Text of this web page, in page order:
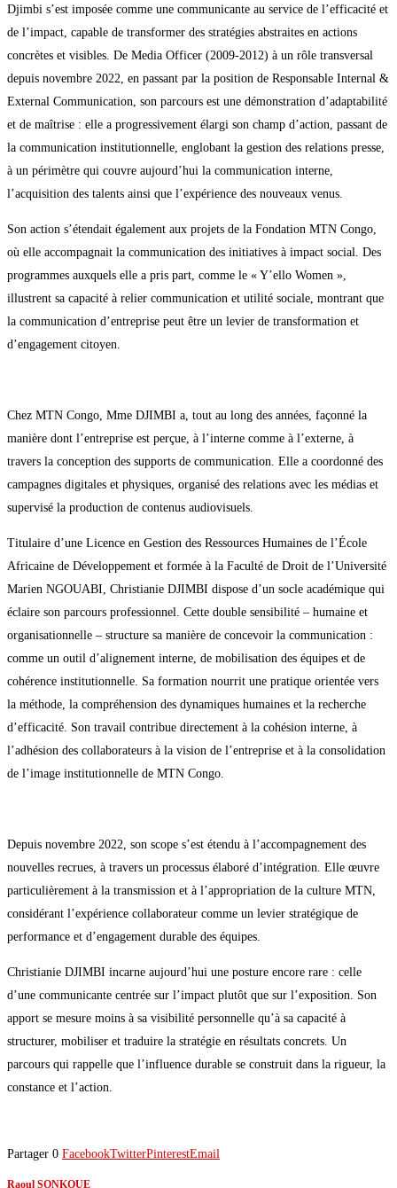
Djimbi s’est imposée comme une communicante au service de l’efficacité et
de l’impact, capable de transformer des stratégies abstraites en actions
concrètes et visibles. De Media Officer (2009-2012) à un rôle transversal
depuis novembre 2022, en passant par la position de Responsable Internal &
External Communication, son parcours est une démonstration d’adaptabilité
et de maîtrise : elle a progressivement élargi son champ d’action, passant de
la communication institutionnelle, englobant la gestion des relations presse,
à un périmètre qui couvre aujourd’hui la communication interne,
l’acquisition des talents ainsi que l’expérience des nouveaux venus.
Son action s’étendait également aux projets de la Fondation MTN Congo,
où elle accompagnait la communication des initiatives à impact social. Des
programmes auxquels elle a pris part, comme le « Y’ello Women »,
illustrent sa capacité à relier communication et utilité sociale, montrant que
la communication d’entreprise peut être un levier de transformation et
d’engagement citoyen.
Chez MTN Congo, Mme DJIMBI a, tout au long des années, façonné la
manière dont l’entreprise est perçue, à l’interne comme à l’externe, à
travers la conception des supports de communication. Elle a coordonné des
campagnes digitales et physiques, organisé des relations avec les médias et
supervisé la production de contenus audiovisuels.
Titulaire d’une Licence en Gestion des Ressources Humaines de l’École
Africaine de Développement et formée à la Faculté de Droit de l’Université
Marien NGOUABI, Christianie DJIMBI dispose d’un socle académique qui
éclaire son parcours professionnel. Cette double sensibilité – humaine et
organisationnelle – structure sa manière de concevoir la communication :
comme un outil d’alignement interne, de mobilisation des équipes et de
cohérence institutionnelle. Sa formation nourrit une pratique orientée vers
la méthode, la compréhension des dynamiques humaines et la recherche
d’efficacité. Son travail contribue directement à la cohésion interne, à
l’adhésion des collaborateurs à la vision de l’entreprise et à la consolidation
de l’image institutionnelle de MTN Congo.
Depuis novembre 2022, son scope s’est étendu à l’accompagnement des
nouvelles recrues, à travers un processus élaboré d’intégration. Elle œuvre
particulièrement à la transmission et à l’appropriation de la culture MTN,
considérant l’expérience collaborateur comme un levier stratégique de
performance et d’engagement durable des équipes.
Christianie DJIMBI incarne aujourd’hui une posture encore rare : celle
d’une communicante centrée sur l’impact plutôt que sur l’exposition. Son
apport se mesure moins à sa visibilité personnelle qu’à sa capacité à
structurer, mobiliser et traduire la stratégie en résultats concrets. Un
parcours qui rappelle que l’influence durable se construit dans la rigueur, la
constance et l’action.
Partager 0 FacebookTwitterPinterestEmail
Raoul SONKOUE